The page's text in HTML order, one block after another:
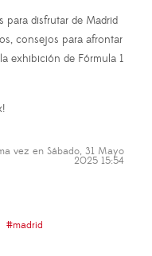
para disfrutar de Madrid
consejos para afrontar
exhibición de Fórmula 1
vez en Sábado, 31 Mayo
2025 15:54
madrid